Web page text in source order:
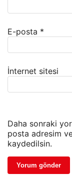
E-posta *
İnternet sitesi
Daha sonraki
posta adresim
kaydedilsin.